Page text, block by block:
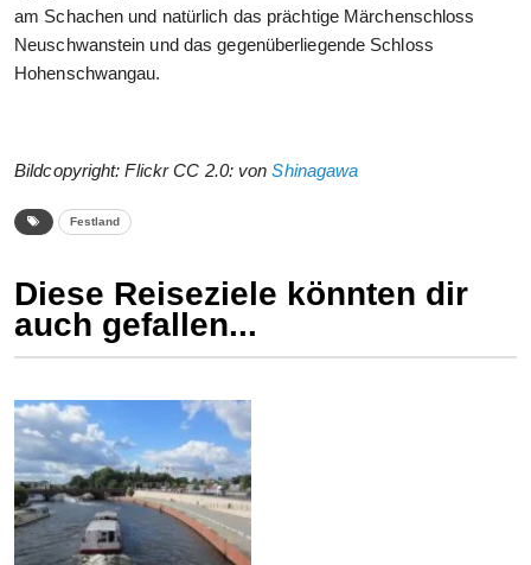
am Schachen und natürlich das prächtige Märchenschloss
Neuschwanstein und das gegenüberliegende Schloss
Hohenschwangau.
Bildcopyright: Flickr CC 2.0: vonShinagawa
Festland
Diese Reiseziele könnten dir
auch gefallen...